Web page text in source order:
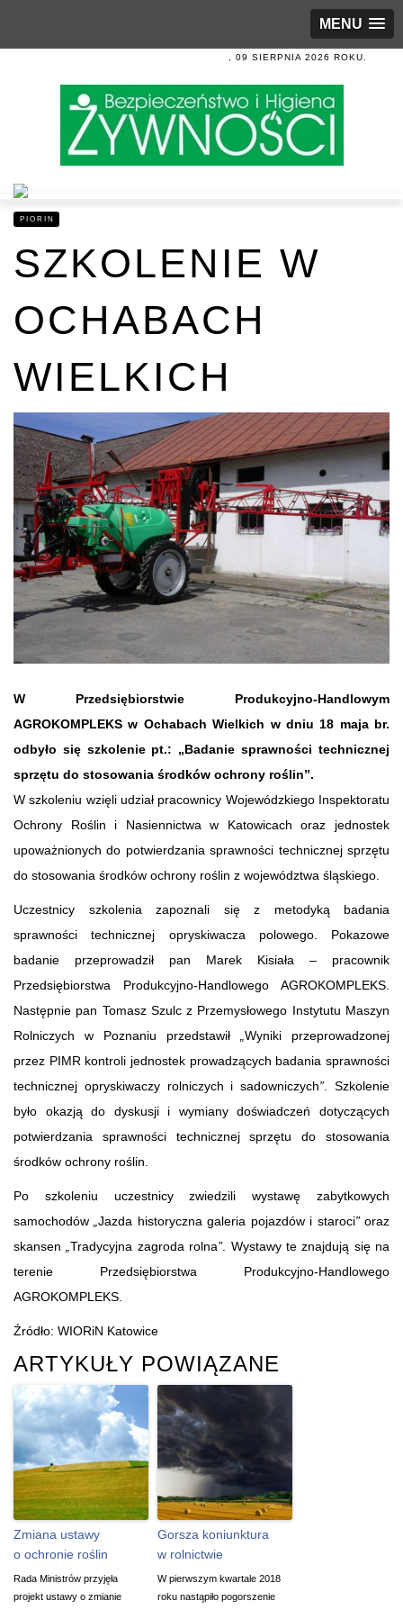
MENU
, 09 SIERPNIA 2026 ROKU.
PIORIN
SZKOLENIE W
OCHABACH
WIELKICH
W Przedsiębiorstwie Produkcyjno-Handlowym
AGROKOMPLEKS w Ochabach Wielkich w dniu 18 maja br.
odbyło się szkolenie pt.: „Badanie sprawności technicznej
sprzętu do stosowania środków ochrony roślin”.
W szkoleniu wzięli udział pracownicy Wojewódzkiego Inspektoratu
Ochrony Roślin i Nasiennictwa w Katowicach oraz jednostek
upoważnionych do potwierdzania sprawności technicznej sprzętu
do stosowania środków ochrony roślin z województwa śląskiego.
Uczestnicy szkolenia zapoznali się z metodyką badania
sprawności technicznej opryskiwacza polowego. Pokazowe
badanie przeprowadził pan Marek Kisiała – pracownik
Przedsiębiorstwa Produkcyjno-Handlowego AGROKOMPLEKS.
Następnie pan Tomasz Szulc z Przemysłowego Instytutu Maszyn
Rolniczych w Poznaniu przedstawił
Wyniki przeprowadzonej
przez PIMR kontroli jednostek prowadzących badania sprawności
technicznej opryskiwaczy rolniczych i sadowniczych” . Szkolenie
było okazją do dyskusji i wymiany doświadczeń dotyczących
potwierdzania sprawności technicznej sprzętu do stosowania
środków ochrony roślin.
Po szkoleniu uczestnicy zwiedzili wystawę zabytkowych
samochodów
„Jazda historyczna galeria pojazdów i staroci”oraz
skansen
„Tradycyjna zagroda rolna” . Wystawy te znajdują się na
terenie Przedsiębiorstwa Produkcyjno-Handlowego
AGROKOMPLEKS.
Źródło: WIORiN Katowice
ARTYKUŁY POWIĄZANE
Zmiana ustawy
o ochronie roślin
Rada Ministrów przyjęła
projekt ustawy o zmianie
Gorsza koniunktura
w rolnictwie
W pierwszym kwartale 2018
roku nastąpiło pogorszenie